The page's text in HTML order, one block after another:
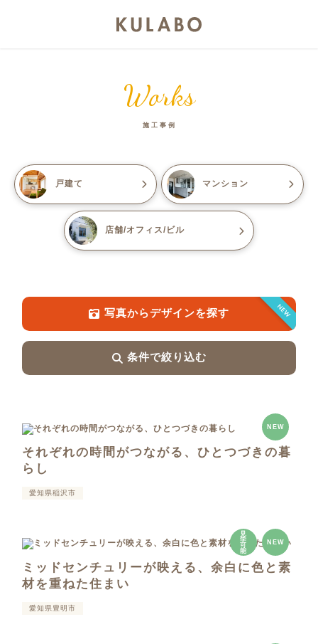
Works
施工事例
戸建て マンション
店舗/オフィス/ビル
NEW
写真からデザインを探す
条件で絞り込む
NEW
それぞれの時間がつながる、ひとつづきの暮
らし
愛知県稲沢市
見
学
可
能
NEW
ミッドセンチュリーが映える、余白に色と素
材を重ねた住まい
愛知県豊明市